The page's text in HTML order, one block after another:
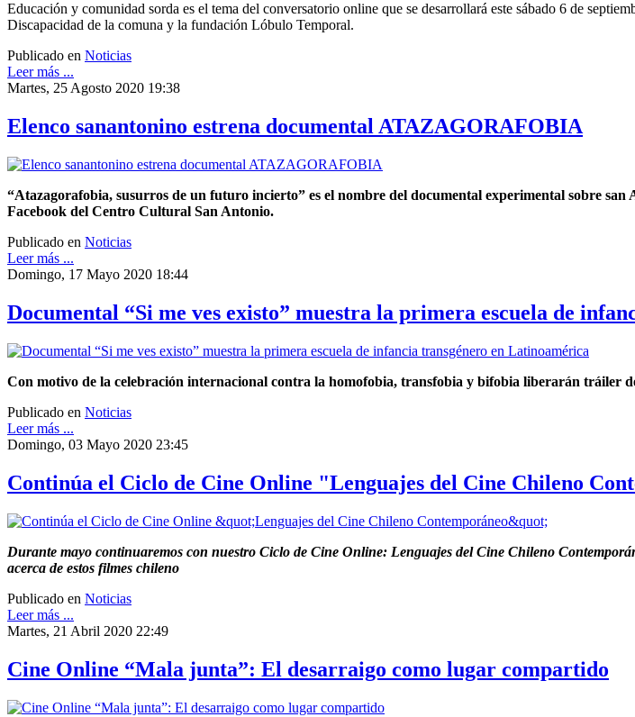
Educación y comunidad sorda es el tema del conversatorio online que se desarrollará este sábado 6 de
Discapacidad de la comuna y la fundación Lóbulo Temporal.
Publicado en Noticias
Leer más ...
Martes, 25 Agosto 2020 19:38
Elenco sanantonino estrena documental ATAZAGORAFOBIA
“Atazagorafobia, susurros de un futuro incierto” es el nombre del documental experimental sobre san
Facebook del Centro Cultural San Antonio.
Publicado en Noticias
Leer más ...
Domingo, 17 Mayo 2020 18:44
Documental “Si me ves existo” muestra la primera escuela de
Con motivo de la celebración internacional contra la homofobia, transfobia y bifobia liberarán tráiler
Publicado en Noticias
Leer más ...
Domingo, 03 Mayo 2020 23:45
Continúa el Ciclo de Cine Online "Lenguajes del Cine Chileno
Durante mayo continuaremos con nuestro Ciclo de Cine Online: Lenguajes del Cine Chileno
acerca de estos filmes chileno
Publicado en Noticias
Leer más ...
Martes, 21 Abril 2020 22:49
Cine Online “Mala junta”: El desarraigo como lugar compartido